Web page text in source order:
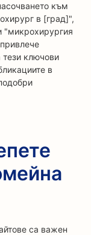
към
в [град]",
"микрохирургия
тези ключови
в
са важен